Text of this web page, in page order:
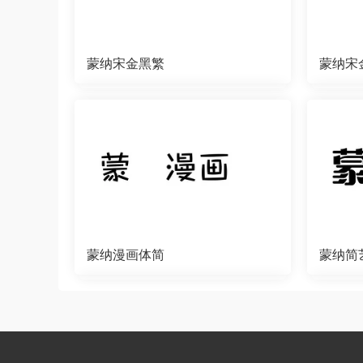
蒙纳宋金黑繁 蒙纳宋
蒙纳漫画体简 蒙纳简